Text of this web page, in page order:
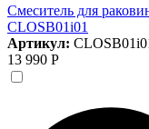
Смеситель для
CLOSB01i01
Артикул:
13 990 Р